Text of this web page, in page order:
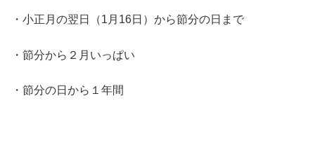
・小正月の翌日（1月16日）から節分の日まで
・節分から２月いっぱい
・節分の日から１年間